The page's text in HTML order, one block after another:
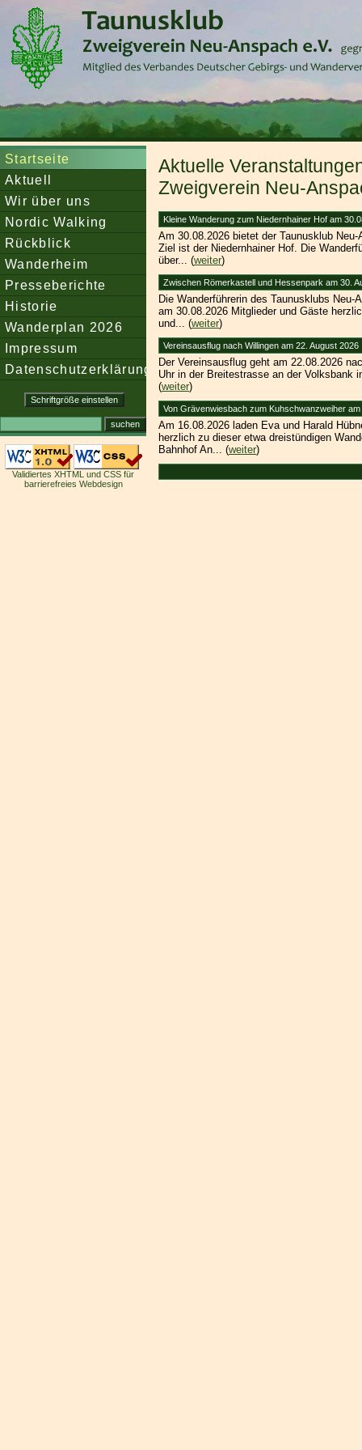
Startseite
Aktuell
Wir über uns
Nordic Walking
Rückblick
Wanderheim
Presseberichte
Historie
Wanderplan 2026
Impressum
Datenschutzerklärung
Validiertes XHTML und CSS für
barrierefreies Webdesign
Aktuelle
Zweigverein Neu-
Kleine Wanderung zum Niedernhainer Hof am
Am 30.08.2026 bietet der Taunusklub
Ziel ist der Niedernhainer Hof. Die
über... (weiter)
Zwischen Römerkastell und Hessenpark am 30.
Die Wanderführerin des Taunusklubs
am 30.08.2026 Mitglieder und Gäste
und... (weiter)
Vereinsausflug nach Willingen am 22. August 2026
Der Vereinsausflug geht am 22.08.2026
Uhr in der Breitestrasse an der Volksbank
(weiter)
Von Grävenwiesbach zum Kuhschwanzweiher am
Am 16.08.2026 laden Eva und Harald
herzlich zu dieser etwa dreistündigen
Bahnhof An... (weiter)